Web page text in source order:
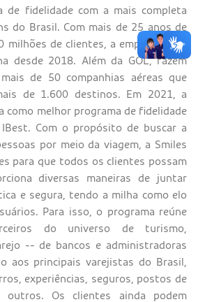
de fidelidade com a mais completa
do Brasil. Com mais de 25 anos de
milhões de clientes, a empresa atua
desde 2018. Além da GOL, fazem
de 50 companhias aéreas que
de 1.600 destinos. Em 2021, a
como melhor programa de fidelidade
Com o propósito de buscar a
por meio da viagem, a Smiles
para que todos os clientes possam
diversas maneiras de juntar
e segura, tendo a milha como elo
Para isso, o programa reúne
do universo de turismo,
-- de bancos e administradoras
aos principais varejistas do Brasil,
experiências, seguros, postos de
outros. Os clientes ainda podem